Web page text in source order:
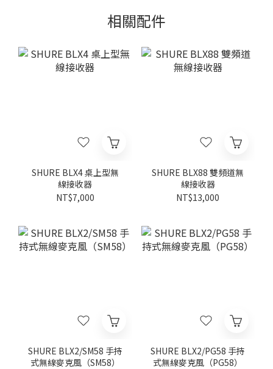
相關配件
SHURE BLX4 桌上型無
線接收器
NT$7,000
SHURE BLX88 雙頻道無
線接收器
NT$13,000
SHURE BLX2/SM58 手持
式無線麥克風（SM58）
SHURE BLX2/PG58 手持
式無線麥克風（PG58）